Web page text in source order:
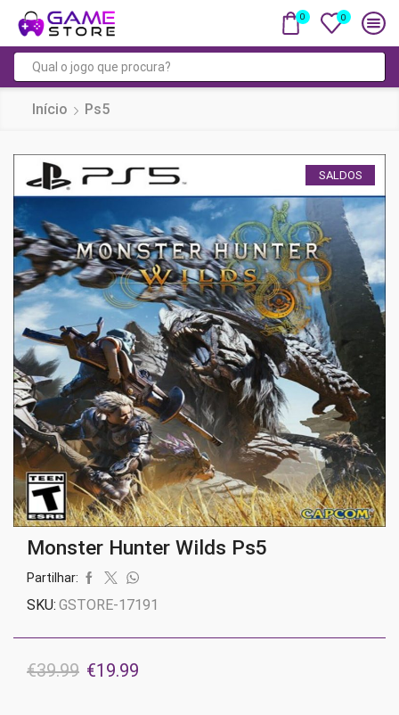
0 0
de
Início Ps5
SALDOS
Monster Hunter Wilds Ps5
Partilhar:
SKU: GSTORE-17191
€39.99 O
€19.99